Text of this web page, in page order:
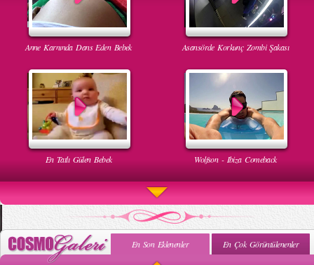
Anne Karnında Dans Eden Bebek Asansörde Korkunç Zombi Şakası
En Tatlı Gülen Bebek Wolfson - Ibiza Comeback
En Son Eklenenler En Çok Görüntülenenler